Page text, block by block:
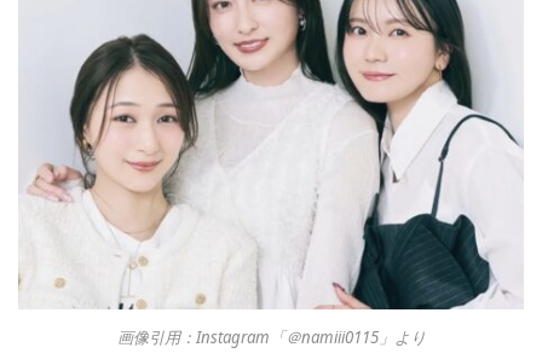
画像引用：Instagram「＠namiii0115」より